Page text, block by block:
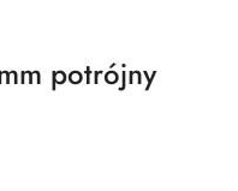
potrójny